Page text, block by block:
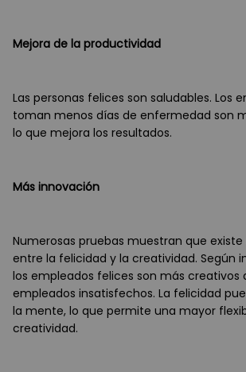
Mejora de la productividad
Las personas felices son saludables. Los
toman menos días de enfermedad son
lo que mejora los resultados.
Más innovación
Numerosas pruebas muestran que
entre la felicidad y la creatividad. Según
los empleados felices son más creativos
empleados insatisfechos. La felicidad
la mente, lo que permite una mayor
creatividad.